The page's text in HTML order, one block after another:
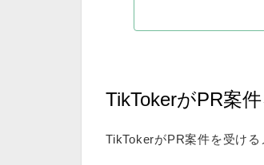
TikTokerがPR案
TikTokerがPR案件を受ける